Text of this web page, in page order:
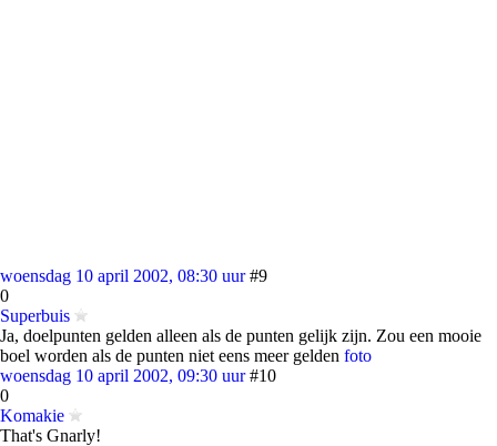
woensdag 10 april 2002, 08:30 uur #9
0
Superbuis
Ja, doelpunten gelden alleen als de punten gelijk zijn. Zou een mooie
boel worden als de punten niet eens meer gelden foto
woensdag 10 april 2002, 09:30 uur #10
0
Komakie
That's Gnarly!